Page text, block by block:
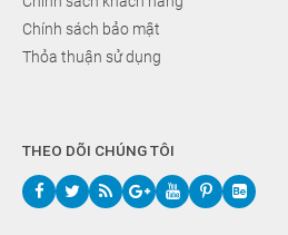
Chính sách bảo mật
Thỏa thuận sử dụng
THEO DÕI CHÚNG TÔI